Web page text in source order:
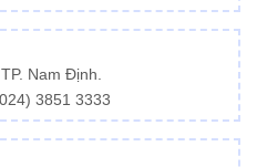
Nam Định.
3851 3333